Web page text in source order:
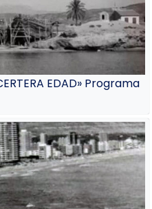
EDAD» Programa